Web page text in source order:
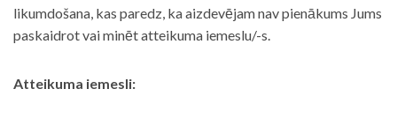
likumdošana, kas paredz, ka aizdevējam nav pienākums Jums
paskaidrot vai minēt atteikuma iemeslu/-s.
Atteikuma iemesli: